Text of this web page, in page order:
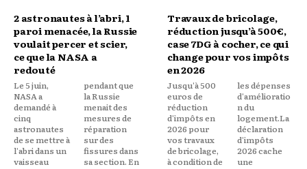
2 astronautes à l’abri, 1
paroi menacée, la Russie
voulait percer et scier,
ce que la NASA a
redouté
Le 5 juin,
NASA a
demandé à
cinq
astronautes
de se mettre à
l'abri dans un
vaisseau
pendant que
la Russie
menait des
mesures de
réparation
sur des
fissures dans
sa section. En
Travaux de bricolage,
réduction jusqu’à 500€,
case 7DG à cocher, ce qui
change pour vos impôts
en 2026
Jusqu'à 500
euros de
réduction
d'impôts en
2026 pour
vos travaux
de bricolage,
à condition de
les dépenses
d'amélioratio
n du
logement.La
déclaration
d'impôts
2026 cache
une